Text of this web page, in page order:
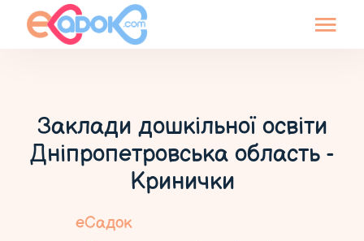
Заклади дошкільної освіти
Дніпропетровська область -
Кринички
еСадок